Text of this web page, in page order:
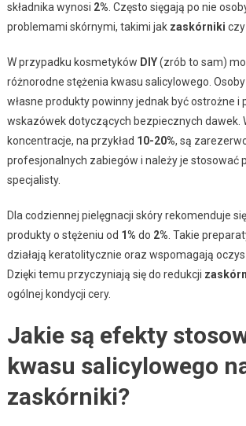
składnika wynosi 2%. Często sięgają po nie
problemami skórnymi, takimi jak zaskórniki czy
W przypadku kosmetyków DIY(zrób to sam)
różnorodne stężenia kwasu salicylowego.
własne produkty powinny jednak być ostrożne i
wskazówek dotyczących bezpiecznych dawek.
koncentracje, na przykład 10-20%, są
profesjonalnych zabiegów i należy je stosować
specjalisty.
Dla codziennej pielęgnacji skóry rekomenduje
produkty o stężeniu od 1% do 2%. Takie
działają keratolitycznie oraz wspomagają
Dzięki temu przyczyniają się do redukcji
ogólnej kondycji cery.
Jakie są efekty
kwasu salicylowego
zaskórniki?